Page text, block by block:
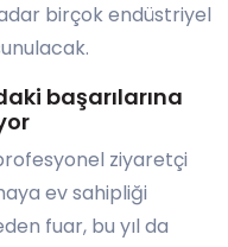
birçok endüstriyel
başarılarına
ziyaretçi
ev sahipliği
fuar, bu yıl da